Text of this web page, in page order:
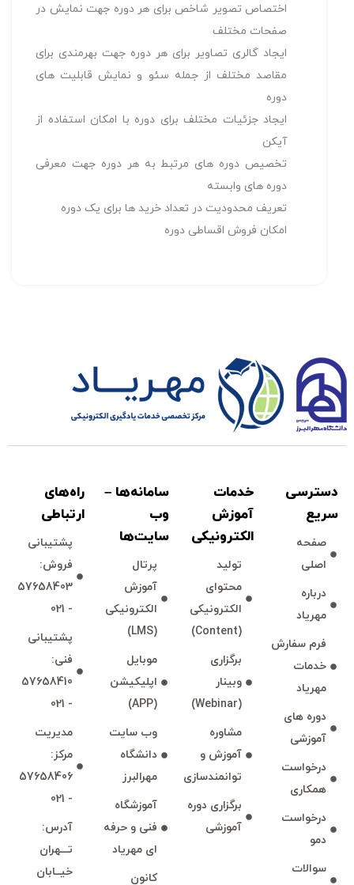
اختصاص تصویر شاخص برای هر دوره جهت نمایش در
صفحات مختلف
ایجاد گالری تصاویر برای هر دوره جهت بهرمندی برای
مقاصد مختلف از جمله سئو و نمایش قابلیت های
دوره
ایجاد جزئیات مختلف برای دوره با امکان استفاده از
آیکن
تخصیص دوره های مرتبط به هر دوره جهت معرفی
دوره های وابسته
تعریف محدودیت در تعداد خرید ها برای یک دوره
امکان فروش اقساطی دوره
دسترسی
سريع
صفحه
اصلی
درباره
مهرياد
فرم سفارش
خدمات
مهرياد
دوره های
آموزشی
درخواست
همكاری
درخواست
دمو
سوالات
خدمات
آموزش
الكترونیكی
توليد
محتوای
الكترونیكی
(Content)
برگزاری
وبينار
(Webinar)
مشاوره
آموزش و
توانمند‌‌سازی
برگزاری دوره
آموزشی
سامانه‌ها –
وب
سايت‌ها
پرتال
آموزش
الكترونیكی
(LMS)
موبايل
اپليكيشن
(APP)
وب سايت
دانشگاه
مهرالبرز
آموزشگاه
فنی و حرفه
ای مهرياد
كانون
راه‌های
ارتباطی
پشتيبانی
فروش:
57658403
- 021
پشتيبانی
فنی:
57658410
- 021
مديريت
مركز:
57658406
- 021
آدرس:
تـــهران
خيــابان